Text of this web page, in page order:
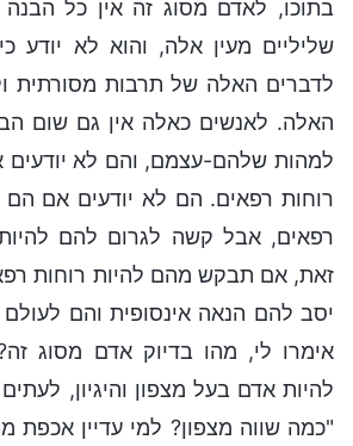
בתוכו, לאדם מסוג זה אין כל
שליליים מעין אלה, והוא לא יודע
לדברים האלה של תרבות מסורתית
האלה. לאנשים כאלה אין גם שום
למהות שלהם-עצמם, והם לא יודעים
רוחות רפאים. הם לא יודעים אם הם
רפאים, אבל קשה לגרום להם
זאת, אם תבקש מהם להיות רוחות
יסב להם הנאה אינסופית והם
אימרו לי, מהו בדיוק אדם מסוג
להיות אדם בעל מצפון והיגיון,
"כמה שווה מצפון? למי עדיין אכפת